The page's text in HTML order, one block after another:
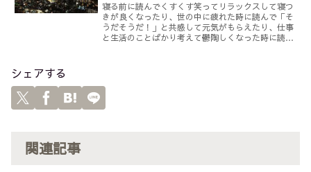
寝る前に読んでくすくす笑ってリラックスして寝つ
きが良くなったり、世の中に疲れた時に読んで「そ
うだそうだ！」と共感して元気がもらえたり、仕事
と生活のことばかり考えて鬱陶しくなった時に読ん
シェアする
関連記事